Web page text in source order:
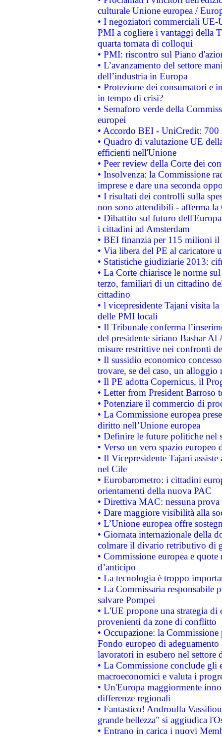
culturale Unione europea /
• I negoziatori commerciali UE-
PMI a cogliere i vantaggi della
quarta tornata di colloqui
• PMI: riscontro sul Piano
• L’avanzamento del settore
dell’industria in Europa
• Protezione dei consumatori e
in tempo di crisi?
• Semaforo verde della
europei
• Accordo BEI - UniCredit:
• Quadro di valutazione UE
efficienti nell'Unione
• Peer review della Corte dei
• Insolvenza: la Commissione
imprese e dare una seconda
• I risultati dei controlli sulla
non sono attendibili - afferma la
• Dibattito sul futuro
i cittadini ad Amsterdam
• BEI finanzia per 115 milioni
• Via libera del PE al caricatore
• Statistiche giudiziarie 2013:
• La Corte chiarisce le norme
terzo, familiari di un cittadino
cittadino
• l vicepresidente Tajani visita
delle PMI locali
• Il Tribunale conferma
del presidente siriano Bashar Al
misure restrittive nei confronti
• Il sussidio economico
trovare, se del caso, un
• Il PE adotta Copernicus, il
• Letter from President Barroso
• Potenziare il commercio di
• La Commissione europea
diritto nell’Unione europea
• Definire le future politiche nel
• Verso un vero spazio
• Il Vicepresidente Tajani
nel Cile
• Eurobarometro: i cittadini
orientamenti della nuova PAC
• Direttiva MAC: nessuna
• Dare maggiore visibilità alla
• L’Unione europea offre
• Giornata internazionale della
colmare il divario retributivo di
• Commissione europea e
d’anticipo
• La tecnologia è troppo
• La Commissaria responsabile
salvare Pompei
• L'UE propone una strategia
provenienti da zone di conflitto
• Occupazione: la
Fondo europeo di
lavoratori in esubero nel
• La Commissione conclude
macroeconomici e valuta i
• Un'Europa maggiormente
differenze regionali
• Fantastico! Androulla
grande bellezza" si aggiudica
• Entrano in carica i nuovi